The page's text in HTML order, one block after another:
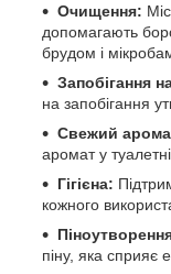
Очищення:
допомагають
брудом і
Запобігання
на запобігання
Свежий
аромат у
Гігієна:
кожного
піну, яка сприяє